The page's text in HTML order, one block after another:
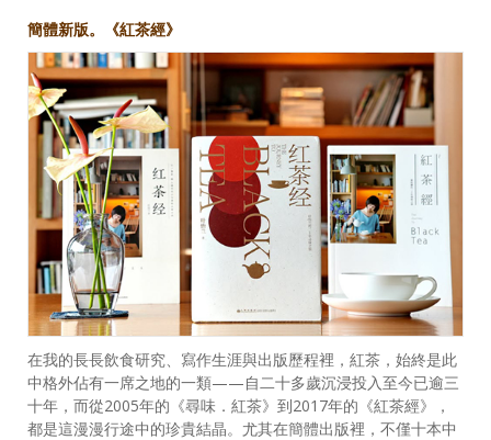
簡體新版。《紅茶經》
在我的長長飲食研究、寫作生涯與出版歷程裡，紅茶，始終是此
中格外佔有一席之地的一類——自二十多歲沉浸投入至今已逾三
十年，而從2005年的《尋味．紅茶》到2017年的《紅茶經》，
都是這漫漫行途中的珍貴結晶。尤其在簡體出版裡，不僅十本中